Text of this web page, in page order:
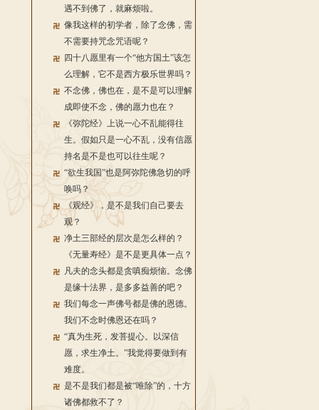
遇不到佛了，就麻烦啦。
像我这样的初学者，除了念佛，需
不需要持咒念咒语呢？
四十八愿里有一个“他方国土”该怎
么理解，它不是西方极乐世界吗？
不念佛，佛也在，是不是可以理解
成即使不念，佛的愿力也在？
《弥陀经》上说一心不乱能得往
生。假如只是一心不乱，没有信愿
持名是不是也可以往生呢？
“欲生我国”也是阿弥陀佛急切的呼
唤吗？
《观经》，是不是我们自己要去
观？
净土三部经的层次是怎么样的？
《无量寿经》是不是更具体一点？
凡夫的念头都是贪嗔痴烦恼。念佛
是缘十法界，是多多益善的吧？
我们每念一声佛号都是佛的恩德。
我们不念时佛恩还在吗？
“真为生死，发菩提心。以深信
愿，求生净土。”我觉得要做到有
难度。
是不是我们都是被“唯除”的，十方
诸佛都救不了？